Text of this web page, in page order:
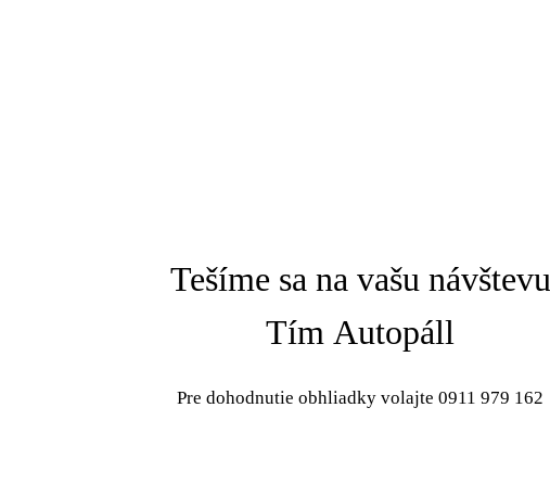
Tešíme sa na vašu návštevu
Tím Autopáll
Pre dohodnutie obhliadky volajte 0911 979 162